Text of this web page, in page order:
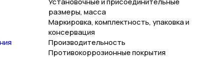
размеры, масса
Маркировка, комплектность, упаковка и
консервация
Производительность
Противокоррозионные покрытия